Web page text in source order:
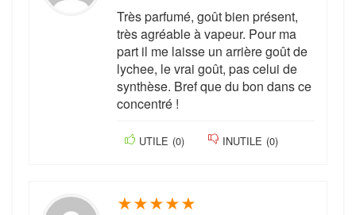
Très parfumé, goût bien présent,
très agréable à vapeur. Pour ma
part il me laisse un arrière goût de
lychee, le vrai goût, pas celui de
synthèse. Bref que du bon dans ce
concentré !
UTILE (0) INUTILE (0)
★★★★★